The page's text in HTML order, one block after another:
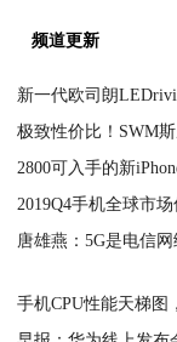
频道更新
新一代欧司朗
极致性价比！SWM
2800可入手的新
2019Q4手机全球市
唐雄燕：5G是电信
手机CPU性能天梯图